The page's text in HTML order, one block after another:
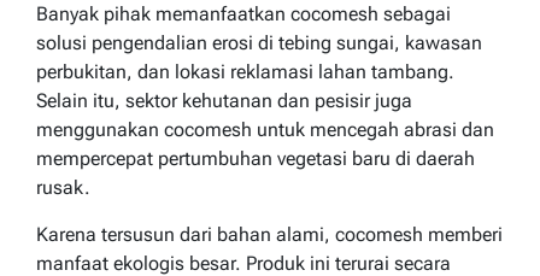
Banyak pihak memanfaatkan cocomesh sebagai
solusi pengendalian erosi di tebing sungai, kawasan
perbukitan, dan lokasi reklamasi lahan tambang.
Selain itu, sektor kehutanan dan pesisir juga
menggunakan cocomesh untuk mencegah abrasi dan
mempercepat pertumbuhan vegetasi baru di daerah
rusak.
Karena tersusun dari bahan alami, cocomesh memberi
manfaat ekologis besar. Produk ini terurai secara